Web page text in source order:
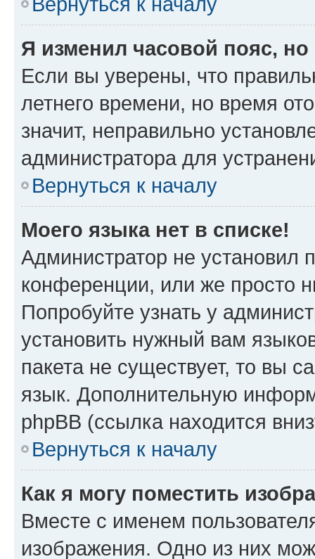
Я изменил часовой пояс,
Если вы уверены, что
летнего времени, но время
значит, неправильно
администратора для
Вернуться к началу
Моего языка нет в списке!
Администратор не установил
конференции, или же просто
Попробуйте узнать у
установить нужный вам
пакета не существует, то вы
язык. Дополнительную
phpBB (ссылка находится
Вернуться к началу
Как я могу поместить
Вместе с именем
изображения. Одно из них